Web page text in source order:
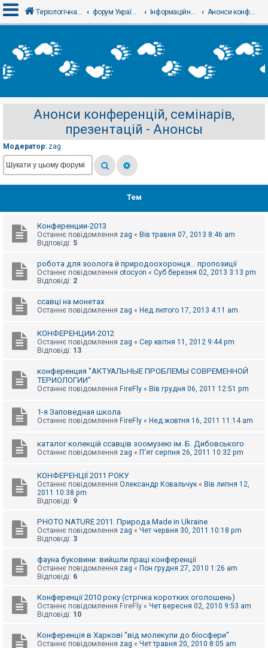
х
і
с
р
а
ц
і
Т
м
б
е
в
и
о
у
Д
п
м
а
Теріологічна школа форум Українського теріологічного товариства Інформаційний відділ Анонси конференцій, семінарів, презентацій - Анонсы
Анонси конференцій, семінарів,
презентацій - Анонсы
Модератор: zag
Тем
Конференции-2013
Останнє повідомлення zag « Вів травня 07, 2013 8:46 am
Відповіді: 5
робота для зоолога й природоохоронця... пропозиції
Останнє повідомлення otocyon « Суб березня 02, 2013 3:13 pm
Відповіді: 2
ссавці на монетах
Останнє повідомлення zag « Нед лютого 17, 2013 4:11 am
КОНФЕРЕНЦИИ-2012
Останнє повідомлення zag « Сер квітня 11, 2012 9:44 pm
Відповіді: 13
конференция "АКТУАЛЬНЫЕ ПРОБЛЕМЫ СОВРЕМЕННОЙ
ТЕРИОЛОГИИ"
Останнє повідомлення FireFly « Вів грудня 06, 2011 12:51 pm
1-я Заповедная школа
Останнє повідомлення FireFly « Нед жовтня 16, 2011 11:14 am
каталог колекцій ссавців зоомузею ім. Б. Дибовського
Останнє повідомлення zag « П'ят серпня 26, 2011 10:32 pm
КОНФЕРЕНЦІЇ 2011 РОКУ
Останнє повідомлення Олександр Ковальчук « Вів липня 12,
2011 10:38 pm
Відповіді: 9
PHOTO NATURE 2011. Природа.Made in Ukraine
Останнє повідомлення zag « Чет червня 30, 2011 10:18 pm
Відповіді: 3
фауна буковини: вийшли праці конференції
Останнє повідомлення zag « Пон грудня 27, 2010 1:26 am
Відповіді: 6
Конференції 2010 року (стрічка коротких оголошень)
Останнє повідомлення FireFly « Чет вересня 02, 2010 9:53 am
Відповіді: 10
Конференція в Харкові "від молекули до біосфери"
Останнє повідомлення zag « Чет травня 20, 2010 8:05 am